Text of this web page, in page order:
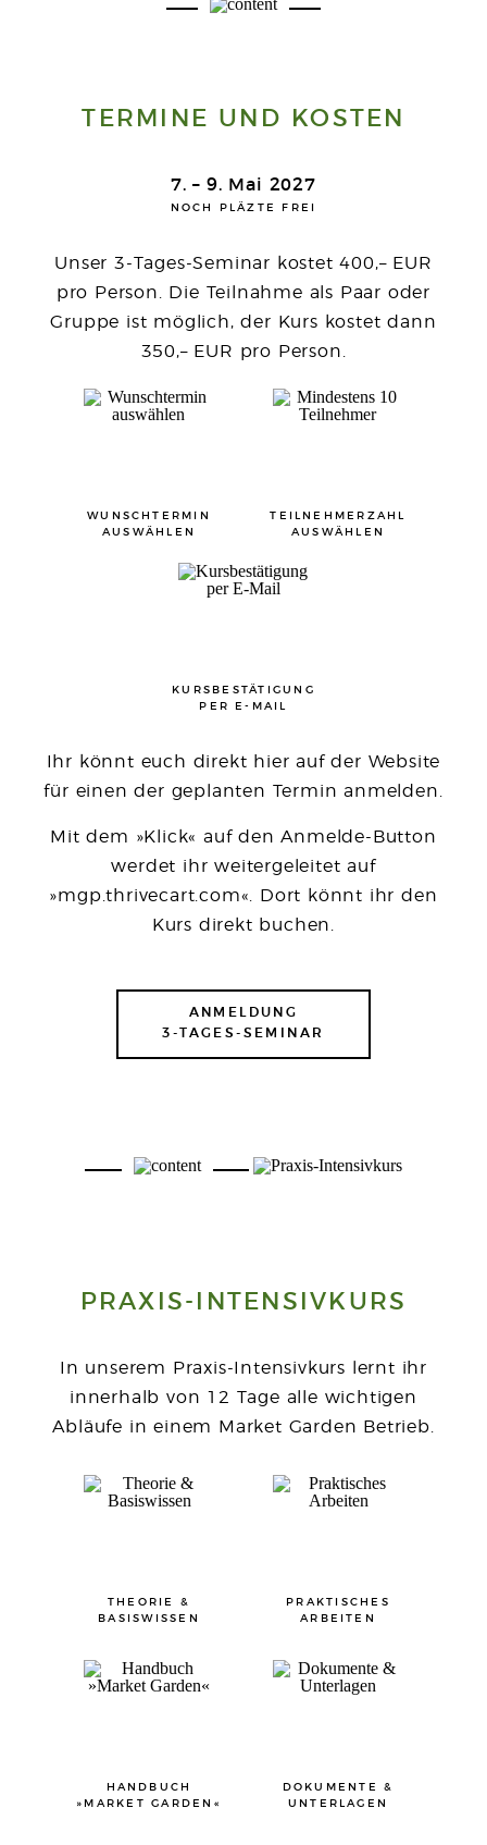
TERMINE UND KOSTEN
7. – 9. Mai 2027
NOCH PLÄZTE FREI
Unser 3-Tages-Seminar kostet 400,– EUR
pro Person. Die Teilnahme als Paar oder
Gruppe ist möglich, der Kurs kostet dann
350,– EUR pro Person.
WUNSCHTERMIN
AUSWÄHLEN
TEILNEHMERZAHL
AUSWÄHLEN
KURSBESTÄTIGUNG
PER E-MAIL
Ihr könnt euch direkt hier auf der Website
für einen der geplanten Termin anmelden.
Mit dem »Klick« auf den Anmelde-Button
werdet ihr weitergeleitet auf
»mgp.thrivecart.com«. Dort könnt ihr den
Kurs direkt buchen.
ANMELDUNG
3-TAGES-SEMINAR
PRAXIS-INTENSIVKURS
In unserem Praxis-Intensivkurs lernt ihr
innerhalb von 12 Tage alle wichtigen
Abläufe in einem Market Garden Betrieb.
THEORIE &
BASISWISSEN
PRAKTISCHES
ARBEITEN
HANDBUCH
»MARKET GARDEN«
DOKUMENTE &
UNTERLAGEN